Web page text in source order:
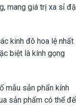
mang giá trị xa sỉ
kinh đô hoa lệ nhất
biệt là kính gọng
mẫu sản phẩn kính
sản phẩm có thể